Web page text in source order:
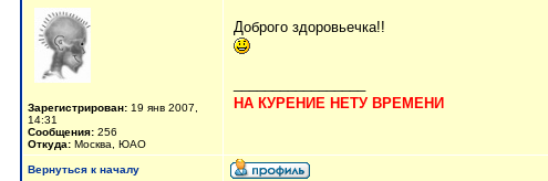
Зарегистрирован: 19 янв 2007,
14:31
Сообщения: 256
Откуда: Москва, ЮАО
Доброго здоровьечка!!
НА КУРЕНИЕ НЕТУ ВРЕМЕНИ
Вернуться к началу